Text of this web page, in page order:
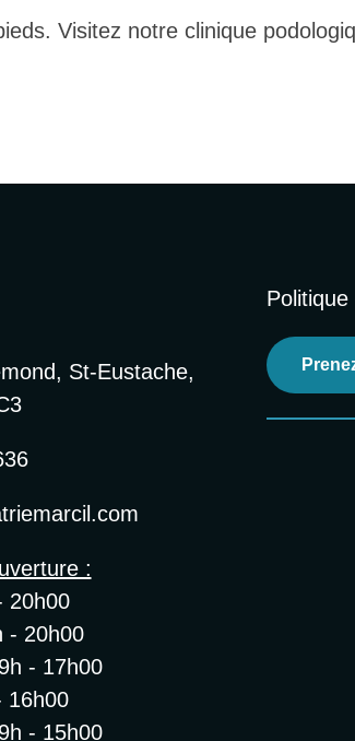
Visitez notre clinique
St-Eustache,
:
20h00
- 20h00
- 17h00
16h00
- 15h00